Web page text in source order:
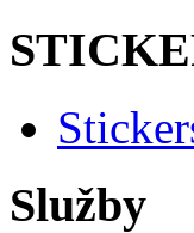
Služby